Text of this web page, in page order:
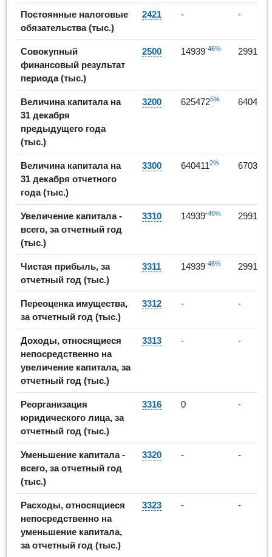
Постоянные налоговые
обязательства (тыс.)
2421 - -
Совокупный
финансовый результат
периода (тыс.)
2500 14939-46% 29918
Величина капитала на
31 декабря
предыдущего года
(тыс.)
3200 6254725% 640411
Величина капитала на
31 декабря отчетного
года (тыс.)
3300 6404112% 670329
Увеличение капитала -
всего, за отчетный год
(тыс.)
3310 14939-46% 29918
Чистая прибыль, за
отчетный год (тыс.)
3311 14939-46% 29918
Переоценка имущества,
за отчетный год (тыс.)
3312 - -
Доходы, относящиеся
непосредственно на
увеличение капитала, за
отчетный год (тыс.)
3313 - -
Реорганизация
юридического лица, за
отчетный год (тыс.)
3316 0 -
Уменьшение капитала -
всего, за отчетный год
(тыс.)
3320 - -
Расходы, относящиеся
непосредственно на
уменьшение капитала,
за отчетный год (тыс.)
3323 - -